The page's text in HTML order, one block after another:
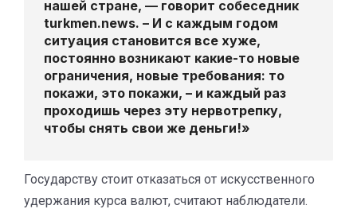
нашей стране, — говорит собеседник
turkmen.news. – И с каждым годом
ситуация становится все хуже,
постоянно возникают какие-то новые
ограничения, новые требования: то
покажи, это покажи, – и каждый раз
проходишь через эту нервотрепку,
чтобы снять свои же деньги!»
Государству стоит отказаться от искусственного
удержания курса валют, считают наблюдатели.